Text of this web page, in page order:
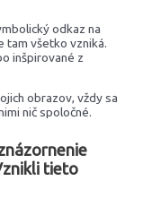
odkaz na
tam všetko vzniká.
inšpirované z
obrazov, vždy sa
nič spoločné.
tieto